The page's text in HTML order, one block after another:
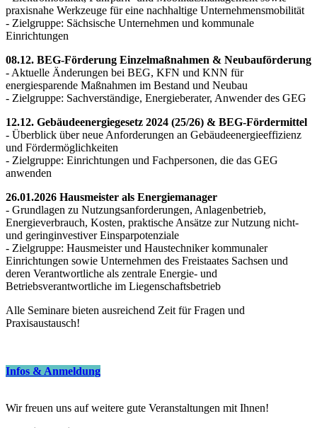
praxisnahe Werkzeuge für eine nachhaltige Unternehmensmobilität
- Zielgruppe: Sächsische Unternehmen und kommunale
Einrichtungen
08.12. BEG-Förderung Einzelmaßnahmen & Neubauförderung
- Aktuelle Änderungen bei BEG, KFN und KNN für
energiesparende Maßnahmen im Bestand und Neubau
- Zielgruppe: Sachverständige, Energieberater, Anwender des GEG
12.12. Gebäudeenergiegesetz 2024 (25/26) & BEG-Fördermittel
- Überblick über neue Anforderungen an Gebäudeenergieeffizienz
und Fördermöglichkeiten
- Zielgruppe: Einrichtungen und Fachpersonen, die das GEG
anwenden
26.01.2026 Hausmeister als Energiemanager
- Grundlagen zu Nutzungsanforderungen, Anlagenbetrieb,
Energieverbrauch, Kosten, praktische Ansätze zur Nutzung nicht-
und geringinvestiver Einsparpotenziale
- Zielgruppe: Hausmeister und Haustechniker kommunaler
Einrichtungen sowie Unternehmen des Freistaates Sachsen und
deren Verantwortliche als zentrale Energie- und
Betriebsverantwortliche im Liegenschaftsbetrieb
Alle Seminare bieten ausreichend Zeit für Fragen und
Praxisaustausch!
Infos & Anmeldung
Wir freuen uns auf weitere gute Veranstaltungen mit Ihnen!